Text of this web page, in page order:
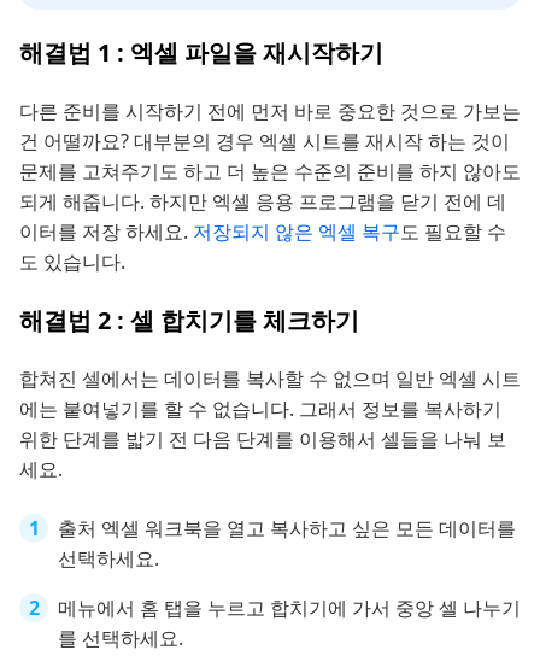
해결법 1 : 엑셀 파일을 재시작하기
다른 준비를 시작하기 전에 먼저 바로 중요한 것으로 가보는
건 어떨까요? 대부분의 경우 엑셀 시트를 재시작 하는 것이
문제를 고쳐주기도 하고 더 높은 수준의 준비를 하지 않아도
되게 해줍니다. 하지만 엑셀 응용 프로그램을 닫기 전에 데
이터를 저장 하세요. 저장되지 않은 엑셀 복구도 필요할 수
도 있습니다.
해결법 2 : 셀 합치기를 체크하기
합쳐진 셀에서는 데이터를 복사할 수 없으며 일반 엑셀 시트
에는 붙여넣기를 할 수 없습니다. 그래서 정보를 복사하기
위한 단계를 밟기 전 다음 단계를 이용해서 셀들을 나눠 보
세요.
출처 엑셀 워크북을 열고 복사하고 싶은 모든 데이터를
선택하세요.
메뉴에서 홈 탭을 누르고 합치기에 가서 중앙 셀 나누기
를 선택하세요.